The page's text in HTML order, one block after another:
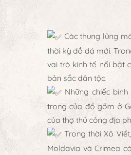
Các thung lũng
thời kỳ đồ đá mới.
vai trò kinh tế nổi bật
bản sắc dân tộc.
Những chiếc
trọng của đồ gốm ở
của thợ thủ công địa
Trong thời Xô
Moldavia và Crimea